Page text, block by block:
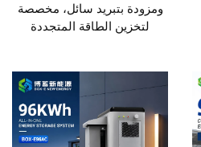
ومزودة بتبريد سائل، مخصصة
لتخزين الطاقة المتجددة